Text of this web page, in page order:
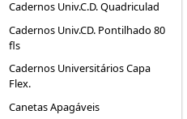
Cadernos Univ.C.D. Quadriculad
Cadernos Univ.CD. Pontilhado 80
fls
Cadernos Universitários Capa
Flex.
Canetas Apagáveis